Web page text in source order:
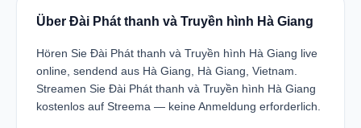
Über Đài Phát thanh và Truyền hình Hà Giang
Hören Sie Đài Phát thanh và Truyền hình Hà Giang live
online, sendend aus Hà Giang, Hà Giang, Vietnam.
Streamen Sie Đài Phát thanh và Truyền hình Hà Giang
kostenlos auf Streema — keine Anmeldung erforderlich.